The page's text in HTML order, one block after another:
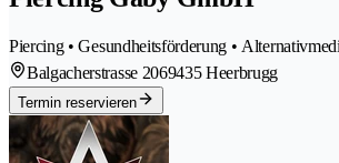
Piercing • Gesundheitsförderung •
Balgacherstrasse 2069435 Heerbrugg
Termin reservieren